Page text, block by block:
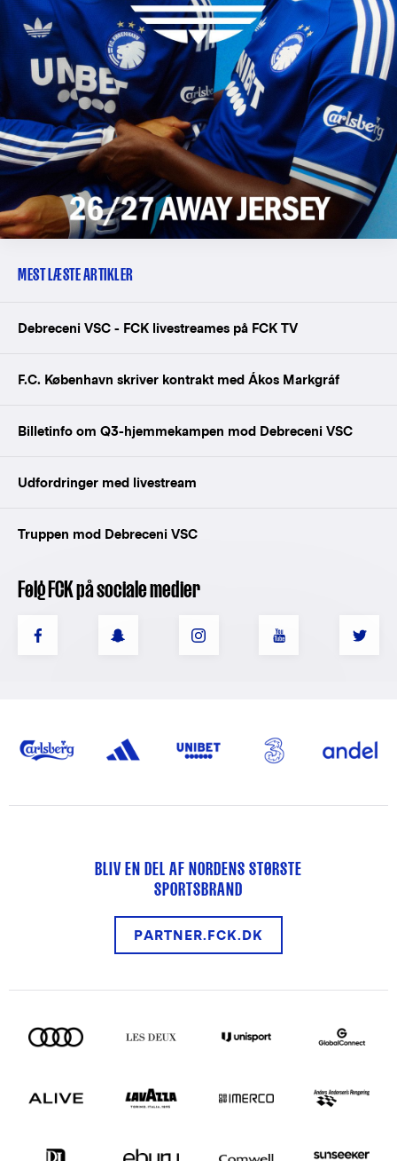
MEST LÆSTE ARTIKLER
Debreceni VSC - FCK livestreames på FCK TV
F.C. København skriver kontrakt med Ákos Markgráf
Billetinfo om Q3-hjemmekampen mod Debreceni VSC
Udfordringer med livestream
Truppen mod Debreceni VSC
Følg FCK på sociale medier
BLIV EN DEL AF NORDENS STØRSTE
SPORTSBRAND
PARTNER.FCK.DK